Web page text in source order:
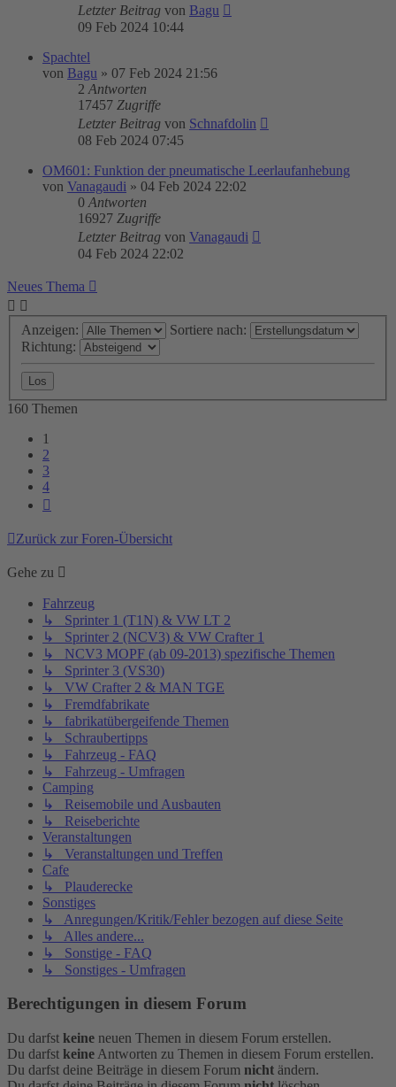
Letzter Beitrag von Bagu
09 Feb 2024 10:44
Spachtel
von Bagu » 07 Feb 2024 21:56
2 Antworten
17457 Zugriffe
Letzter Beitrag von Schnafdolin
08 Feb 2024 07:45
OM601: Funktion der pneumatische Leerlaufanhebung
von Vanagaudi » 04 Feb 2024 22:02
0 Antworten
16927 Zugriffe
Letzter Beitrag von Vanagaudi
04 Feb 2024 22:02
Neues Thema
Anzeigen:
Sortiere nach:
Richtung:
160 Themen
1
2
3
4
Zurück zur Foren-Übersicht
Gehe zu
Fahrzeug
↳ Sprinter 1 (T1N) & VW LT 2
↳ Sprinter 2 (NCV3) & VW Crafter 1
↳ NCV3 MOPF (ab 09-2013) spezifische Themen
↳ Sprinter 3 (VS30)
↳ VW Crafter 2 & MAN TGE
↳ Fremdfabrikate
↳ fabrikatübergeifende Themen
↳ Schraubertipps
↳ Fahrzeug - FAQ
↳ Fahrzeug - Umfragen
Camping
↳ Reisemobile und Ausbauten
↳ Reiseberichte
Veranstaltungen
↳ Veranstaltungen und Treffen
Cafe
↳ Plauderecke
Sonstiges
↳ Anregungen/Kritik/Fehler bezogen auf diese Seite
↳ Alles andere...
↳ Sonstige - FAQ
↳ Sonstiges - Umfragen
Berechtigungen in diesem Forum
Du darfst keine neuen Themen in diesem Forum erstellen.
Du darfst keine Antworten zu Themen in diesem Forum erstellen.
Du darfst deine Beiträge in diesem Forum nicht ändern.